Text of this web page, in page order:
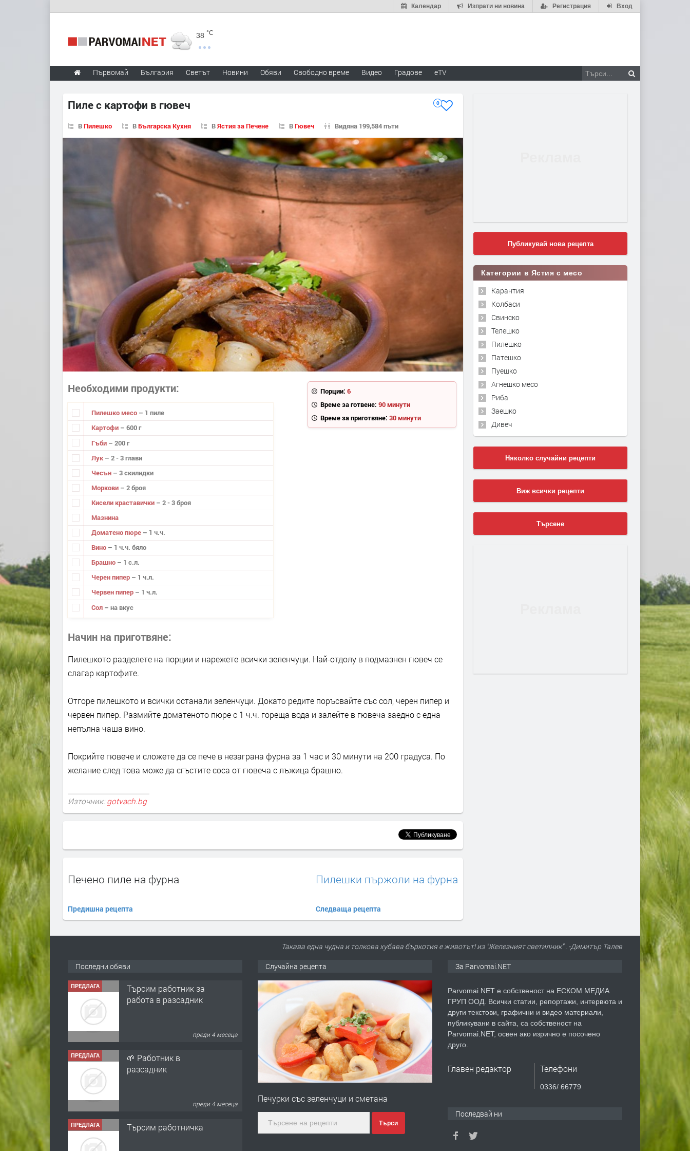
Вход
Регистрация
Изпрати ни новина
Календар
38 °C
Първомай България Светът Новини Обяви Свободно време Видео Градове eTV
Пиле с картофи в гювеч 0
ВПилешко ВБългарска Кухня ВЯстия за Печене ВГювеч Видяна 199,584 пъти
Порции: 6
Време за готвене: 90 минути
Време за приготвяне: 30 минути
Необходими продукти
Пилешко месо – 1 пиле
Картофи – 600 г
Гъби – 200 г
Лук – 2 - 3 глави
Чесън – 3 скилидки
Моркови – 2 броя
Кисели краставички – 2 - 3 броя
Мазнина
Доматено пюре – 1 ч.ч.
Вино – 1 ч.ч. бяло
Брашно – 1 с.л.
Черен пипер – 1 ч.л.
Червен пипер – 1 ч.л.
Сол – на вкус
Начин на приготвяне
Пилешкото разделете на порции и нарежете всички зеленчуци. Най-отдолу в подмазнен гювеч се
слагар картофите.
Отгоре пилешкото и всички останали зеленчуци. Докато редите поръсвайте със сол, черен пипер и
червен пипер. Размийте доматеното пюре с 1 ч.ч. гореща вода и залейте в гювеча заедно с една
непълна чаша вино.
Покрийте гювече и сложете да се пече в незаграна фурна за 1 час и 30 минути на 200 градуса. По
желание след това може да сгъстите соса от гювеча с лъжица брашно.
Източник: gotvach.bg
Печено пиле на фурна
Предишна рецепта
Пилешки пържоли на фурна
Следваща рецепта
Публикувай нова рецепта
Категории в Ястия с месо
Карантия
Колбаси
Свинско
Телешко
Пилешко
Патешко
Пуешко
Агнешко месо
Риба
Заешко
Дивеч
Няколко случайни рецепти
Виж всички рецепти
Търсене
Такава една чудна и толкова хубава бъркотия е животът! из "Железният светилник" . -Димитър Талев
Последни обяви
ПРЕДЛАГА
Търсим работник за
работа в разсадник
преди 4 месеца
ПРЕДЛАГА
🌱 Работник в
разсадник
преди 4 месеца
ПРЕДЛАГА Търсим работничка
Случайна рецепта
Печурки със зеленчуци и сметана
Търси
За Parvomai.NET
Parvomai.NET е собственост на ЕСКОМ МЕДИА
ГРУП ООД. Всички статии, репортажи, интервюта и
други текстови, графични и видео материали,
публикувани в сайта, са собственост на
Parvomai.NET, освен ако изрично е посочено
друго.
Главен редактор Телефони
0336/ 66779
Последвай ни